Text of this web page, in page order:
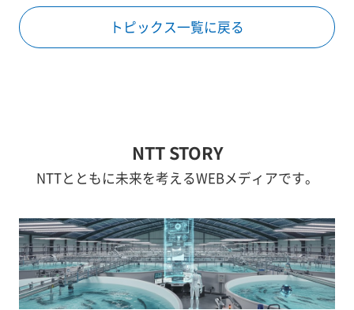
トピックス一覧に戻る
NTT STORY
NTTとともに未来を考えるWEBメディアです。